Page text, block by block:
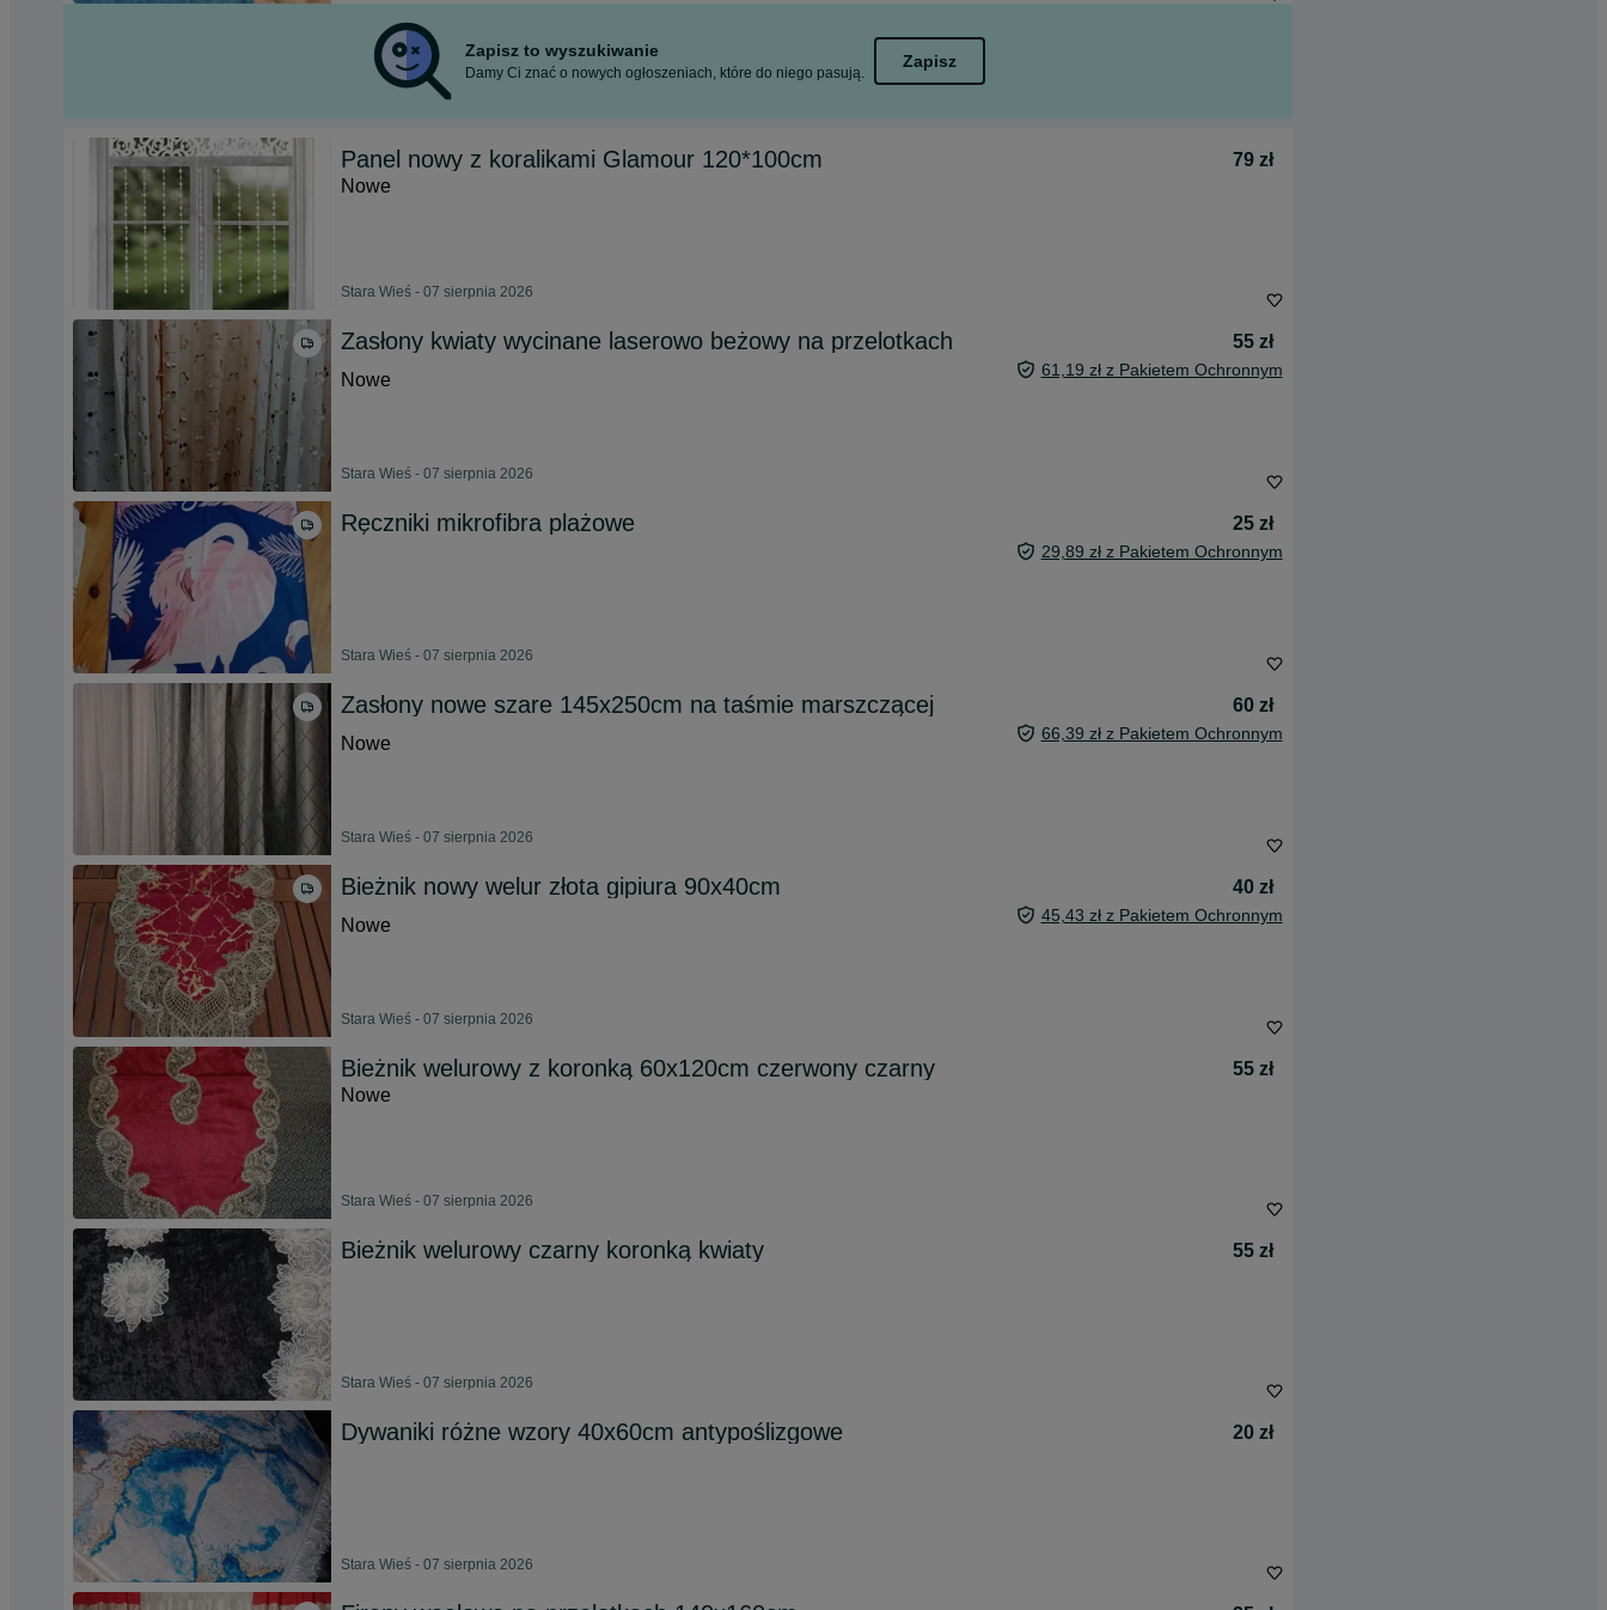
Zapisz to wyszukiwanie
Damy Ci znać o nowych ogłoszeniach, które do niego pasują.
Zapisz
Panel nowy z koralikami Glamour 120*100cm
79 zł
Nowe
Stara Wieś - 07 sierpnia 2026
Zasłony kwiaty wycinane laserowo beżowy na przelotkach
55 zł
Nowe
61,19 zł z Pakietem Ochronnym
Stara Wieś - 07 sierpnia 2026
Ręczniki mikrofibra plażowe 25 zł
29,89 zł z Pakietem Ochronnym
Stara Wieś - 07 sierpnia 2026
Zasłony nowe szare 145x250cm na taśmie marszczącej
60 zł
Nowe
66,39 zł z Pakietem Ochronnym
Stara Wieś - 07 sierpnia 2026
Bieżnik nowy welur złota gipiura 90x40cm
40 zł
Nowe
45,43 zł z Pakietem Ochronnym
Stara Wieś - 07 sierpnia 2026
Bieżnik welurowy z koronką 60x120cm czerwony czarny
55 zł
Nowe
Stara Wieś - 07 sierpnia 2026
Bieżnik welurowy czarny koronką kwiaty 55 zł
Stara Wieś - 07 sierpnia 2026
Dywaniki różne wzory 40x60cm antypoślizgowe 20 zł
Stara Wieś - 07 sierpnia 2026